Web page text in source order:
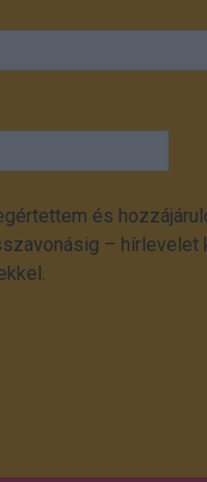
és
–